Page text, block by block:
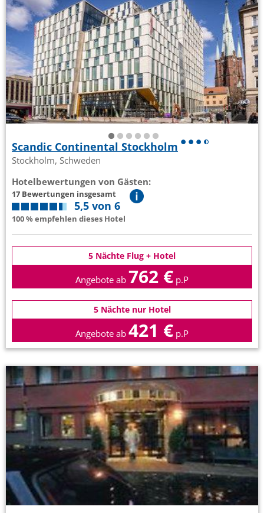
Scandic Continental Stockholm
Stockholm, Schweden
Hotelbewertungen von Gästen:
17 Bewertungen insgesamt
5,5 von 6
100 % empfehlen dieses Hotel
5 Nächte Flug + Hotel
Angebote ab 762 € p.P
5 Nächte nur Hotel
Angebote ab 421 € p.P